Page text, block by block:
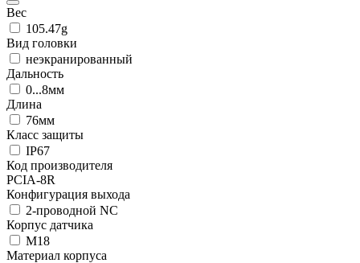
Вес
105.47g
Вид головки
неэкранированный
Дальность
0...8мм
Длина
76мм
Класс защиты
IP67
Код производителя
PCIA-8R
Конфигурация выхода
2-проводной NC
Корпус датчика
М18
Материал корпуса